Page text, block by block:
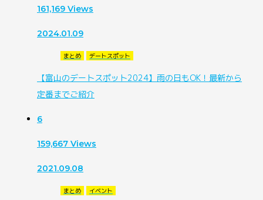
161,169 Views
2024.01.09
まとめ デートスポット
【富山のデートスポット2024】雨の日もOK！最新から
定番までご紹介
6
159,667 Views
2021.09.08
まとめ イベント